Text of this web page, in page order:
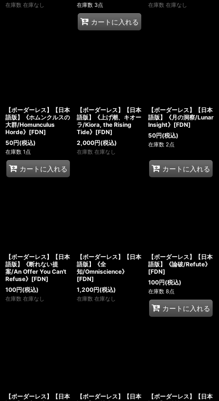
在庫数 在庫なし 在庫数 3点
カートに入れる
在庫数 在庫なし
【ボーダーレス】【日本
語版】《ホムンクルスの
大群/Homunculus
Horde》[FDN]
50円(税込)
在庫数 1点
カートに入れる
【ボーダーレス】【日本
語版】《上げ潮、キオー
ラ/Kiora, the Rising
Tide》[FDN]
2,000円(税込)
在庫数 在庫なし
【ボーダーレス】【日本
語版】《月の洞察/Lunar
Insight》[FDN]
50円(税込)
在庫数 2点
カートに入れる
【ボーダーレス】【日本
語版】《断れない提
案/An Offer You Can't
Refuse》[FDN]
100円(税込)
在庫数 在庫なし
【ボーダーレス】【日本
語版】《全
知/Omniscience》
[FDN]
1,200円(税込)
在庫数 在庫なし
【ボーダーレス】【日本
語版】《論破/Refute》
[FDN]
100円(税込)
在庫数 8点
カートに入れる
【ボーダーレス】【日本
【ボーダーレス】【日本
【ボーダーレス】【日本